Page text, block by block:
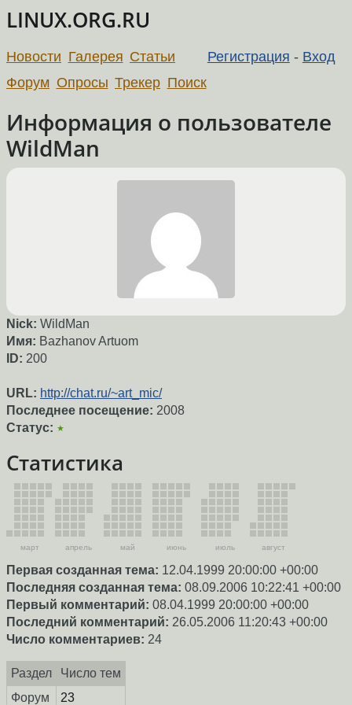
LINUX.ORG.RU
Регистрация - Вход
Новости Галерея Статьи
Форум Опросы Трекер Поиск
Информация о пользователе
WildMan
Nick: WildMan
Имя: Bazhanov Artuom
ID: 200
URL: http://chat.ru/~art_mic/
Последнее посещение: 2008
Статус: ★
Статистика
март апрель май июнь июль август
Первая созданная тема: 12.04.1999 20:00:00 +00:00
Последняя созданная тема: 08.09.2006 10:22:41 +00:00
Первый комментарий: 08.04.1999 20:00:00 +00:00
Последний комментарий: 26.05.2006 11:20:43 +00:00
Число комментариев: 24
Раздел
Число тем
Форум
23